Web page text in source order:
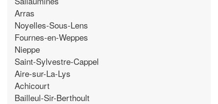
Arras
Noyelles-Sous-Lens
Fournes-en-Weppes
Nieppe
Saint-Sylvestre-Cappel
Aire-sur-La-Lys
Achicourt
Bailleul-Sir-Berthoult